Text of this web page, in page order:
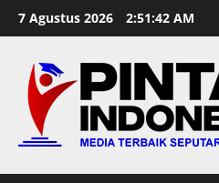
Skip
to
7 Agustus 2026 2:51:43 AM